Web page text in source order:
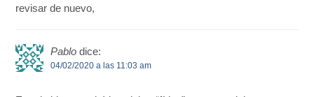
revisar de nuevo,
Pablo dice:
04/02/2020 a las 11:03 am